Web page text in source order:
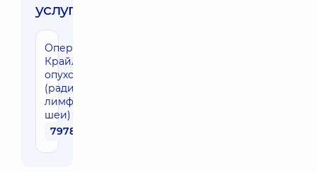
услуги:
Операция
Крайля при
опухоли
(радикальная
лимфодиссекция
шеи)
79780 грн